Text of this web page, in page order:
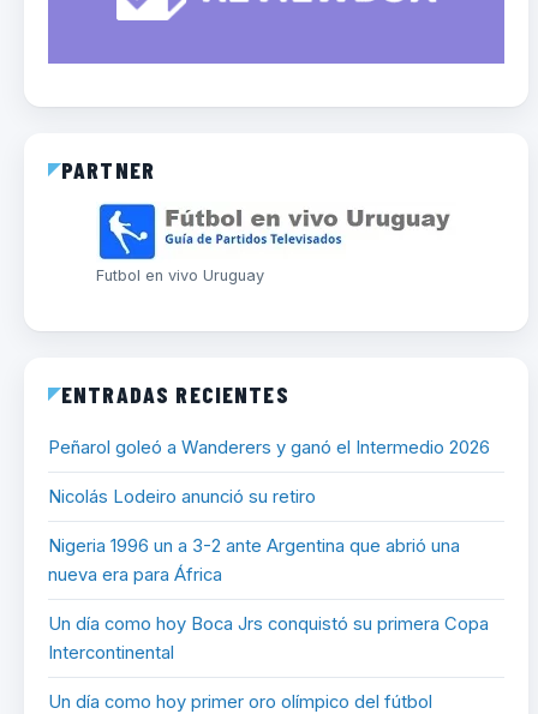
PARTNER
Futbol en vivo Uruguay
ENTRADAS RECIENTES
Peñarol goleó a Wanderers y ganó el Intermedio 2026
Nicolás Lodeiro anunció su retiro
Nigeria 1996 un a 3-2 ante Argentina que abrió una
nueva era para África
Un día como hoy Boca Jrs conquistó su primera Copa
Intercontinental
Un día como hoy primer oro olímpico del fútbol